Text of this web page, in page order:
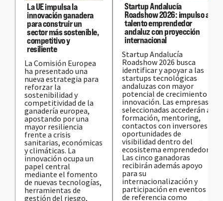
La UE impulsa la
innovación ganadera
para construir un
sector más sostenible,
competitivo y
resiliente
La Comisión Europea
ha presentado una
nueva estrategia para
reforzar la
sostenibilidad y
competitividad de la
ganadería europea,
apostando por una
mayor resiliencia
frente a crisis
sanitarias, económicas
y climáticas. La
innovación ocupa un
papel central
mediante el fomento
de nuevas tecnologías,
herramientas de
gestión del riesgo,
Startup Andalucía
Roadshow 2026: impulso al
talento emprendedor
andaluz con proyección
internacional
Startup Andalucía
Roadshow 2026 busca
identificar y apoyar a las
startups tecnológicas
andaluzas con mayor
potencial de crecimiento e
innovación. Las empresas
seleccionadas accederán a
formación, mentoring,
contactos con inversores y
oportunidades de
visibilidad dentro del
ecosistema emprendedor.
Las cinco ganadoras
recibirán además apoyo
para su
internacionalización y
participación en eventos
de referencia como